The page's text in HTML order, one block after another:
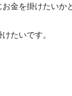
金を掛けたいか
たいです。